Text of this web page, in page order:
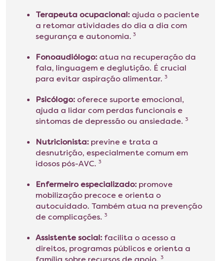
Terapeuta ocupacional: ajuda o paciente
a retomar atividades do dia a dia com
segurança e autonomia. 3
Fonoaudiólogo: atua na recuperação da
fala, linguagem e deglutição. É crucial
para evitar aspiração alimentar. 3
Psicólogo: oferece suporte emocional,
ajuda a lidar com perdas funcionais e
sintomas de depressão ou ansiedade. 3
Nutricionista: previne e trata a
desnutrição, especialmente comum em
idosos pós-AVC. 3
Enfermeiro especializado: promove
mobilização precoce e orienta o
autocuidado. Também atua na prevenção
de complicações. 3
Assistente social: facilita o acesso a
direitos, programas públicos e orienta a
3